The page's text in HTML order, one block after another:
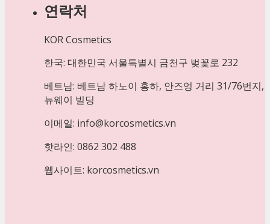
연락처
KOR Cosmetics
한국: 대한민국 서울특별시 금천구 벚꽃로 232
베트남: 베트남 하노이 홍하, 안즈엉 거리 31/76번지,
뉴웨이 빌딩
이메일: info@korcosmetics.vn
핫라인: 0862 302 488
웹사이트: korcosmetics.vn